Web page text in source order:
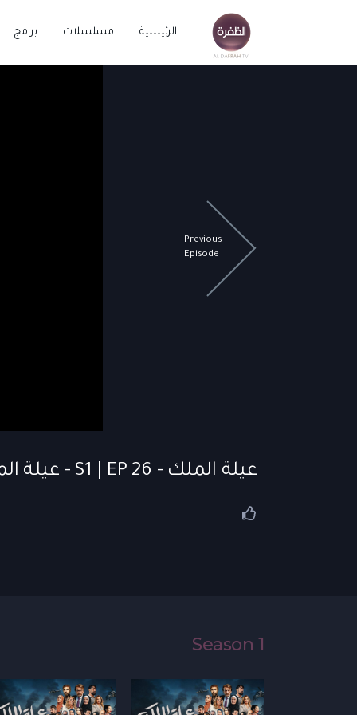
الرئيسية مسلسلات برامج
Previous
Episode
عيلة الملك - S1 | EP 26 - عيلة الملك | الحلقة 26
Season 1